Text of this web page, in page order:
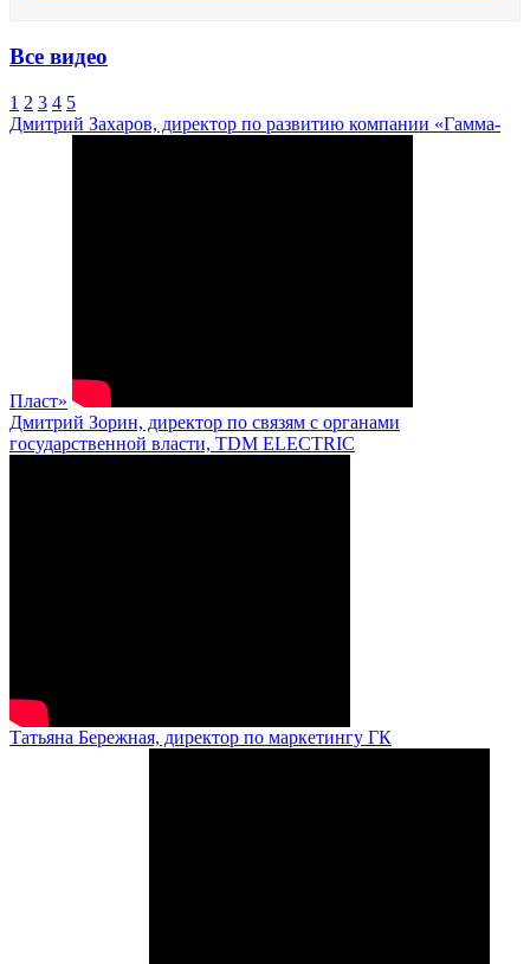
Все видео
1 2 3 4 5
Дмитрий Захаров, директор по развитию компании «Гамма-
Пласт»
Дмитрий Зорин, директор по связям с органами
государственной власти, TDM ELECTRIC
Татьяна Бережная, директор по маркетингу ГК